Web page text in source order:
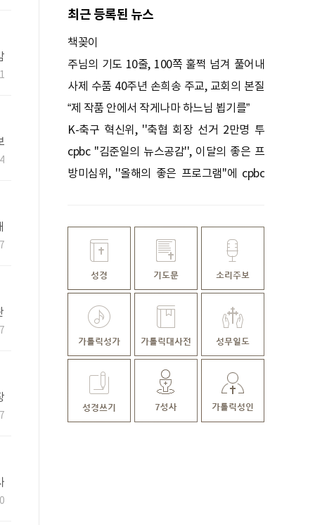
최근 등록된 뉴스
책꽂이
주님의 기도 10줄, 100쪽 훌쩍 넘겨 풀어내
다
사제 수품 40주년 손희송 주교, 교회의 본질
을 묻다
“제 작품 안에서 작게나마 하느님 뵙기를”
K-축구 혁신위, ''축협 회장 선거 2만명 투
표'' 권고
cpbc ''김준일의 뉴스공감'', 이달의 좋은 프
로그램 선정
방미심위, ''올해의 좋은 프로그램''에 cpbc